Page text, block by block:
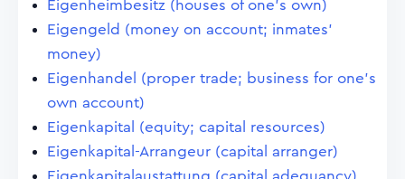
Eigenheimbesitz (houses of one's own)
Eigengeld (money on account; inmates'
money)
Eigenhandel (proper trade; business for one's
own account)
Eigenkapital (equity; capital resources)
Eigenkapital-Arrangeur (capital arranger)
Eigenkapitalaustattung (capital adequancy)